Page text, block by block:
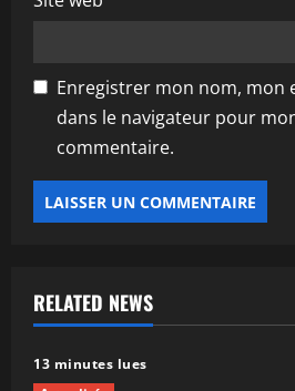
Enregistrer mon nom, mon
dans le navigateur pour
commentaire.
RELATED NEWS
13 minutes lues